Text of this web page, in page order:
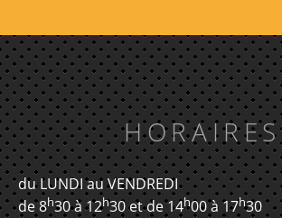
HORAIRES
du LUNDI au VENDREDI
de 8h30 à 12h30 et de 14h00 à 17h30